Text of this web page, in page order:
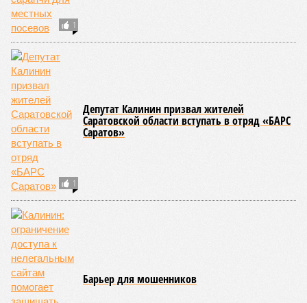
1
1
Депутат Калинин призвал жителей
Саратовской области вступать в отряд «БАРС
Саратов»
Барьер для мошенников